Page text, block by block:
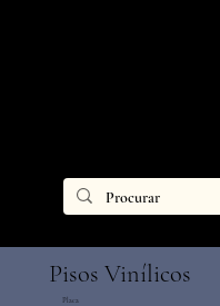
Pisos Vinílicos
Placa